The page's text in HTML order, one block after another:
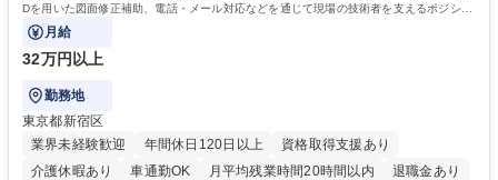
Dを用いた図面修正補助、電話・メール対応などを通じて現場の技術者を支えるポジショ
ンです。
月給
32万円以上
勤務地
東京都新宿区
業界未経験歓迎
年間休日120日以上
資格取得支援あり
介護休暇あり
車通勤OK 月平均残業時間20時間以内
退職金あり